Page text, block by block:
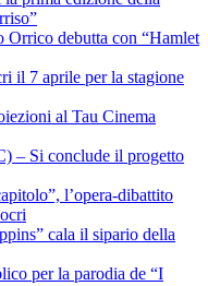
debutta con “Hamlet
il 7 aprile per la stagione
al Tau Cinema
– Si conclude il progetto
l’opera-dibattito
cala il sipario della
per la parodia de “I